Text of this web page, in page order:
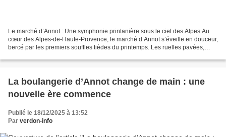
Le marché d’Annot : Une symphonie printanière sous le ciel des Alpes Au
cœur des Alpes-de-Haute-Provence, le marché d’Annot s’éveille en douceur,
bercé par les premiers souffles tièdes du printemps. Les ruelles pavées,
La boulangerie d’Annot change de main : une
nouvelle ère commence
Publié le 18/12/2025 à 13:52
Par verdon-info